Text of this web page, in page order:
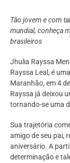
Tão jovem e com
mundial, conheça
brasileiros
Jhulia Rayssa
Rayssa Leal, é
Maranhão, em 4
Rayssa já deixou
tornando-se uma
Sua trajetória
amigo de seu pai,
aniversário. A
determinação e